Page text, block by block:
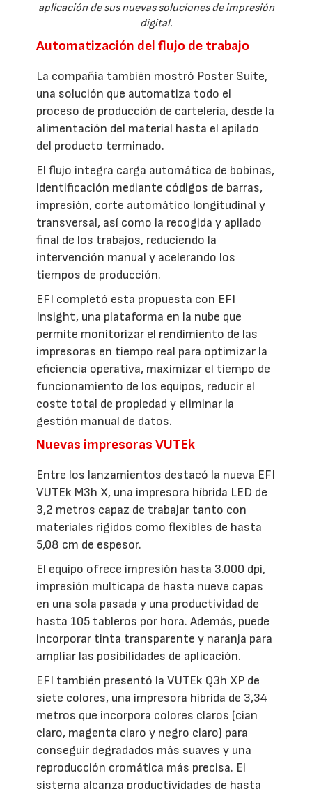
aplicación de sus nuevas soluciones de impresión
digital.
Automatización del flujo de trabajo
La compañía también mostró Poster Suite,
una solución que automatiza todo el
proceso de producción de cartelería, desde la
alimentación del material hasta el apilado
del producto terminado.
El flujo integra carga automática de bobinas,
identificación mediante códigos de barras,
impresión, corte automático longitudinal y
transversal, así como la recogida y apilado
final de los trabajos, reduciendo la
intervención manual y acelerando los
tiempos de producción.
EFI completó esta propuesta con EFI
Insight, una plataforma en la nube que
permite monitorizar el rendimiento de las
impresoras en tiempo real para optimizar la
eficiencia operativa, maximizar el tiempo de
funcionamiento de los equipos, reducir el
coste total de propiedad y eliminar la
gestión manual de datos.
Nuevas impresoras VUTEk
Entre los lanzamientos destacó la nueva EFI
VUTEk M3h X, una impresora híbrida LED de
3,2 metros capaz de trabajar tanto con
materiales rígidos como flexibles de hasta
5,08 cm de espesor.
El equipo ofrece impresión hasta 3.000 dpi,
impresión multicapa de hasta nueve capas
en una sola pasada y una productividad de
hasta 105 tableros por hora. Además, puede
incorporar tinta transparente y naranja para
ampliar las posibilidades de aplicación.
EFI también presentó la VUTEk Q3h XP de
siete colores, una impresora híbrida de 3,34
metros que incorpora colores claros (cian
claro, magenta claro y negro claro) para
conseguir degradados más suaves y una
reproducción cromática más precisa. El
sistema alcanza productividades de hasta